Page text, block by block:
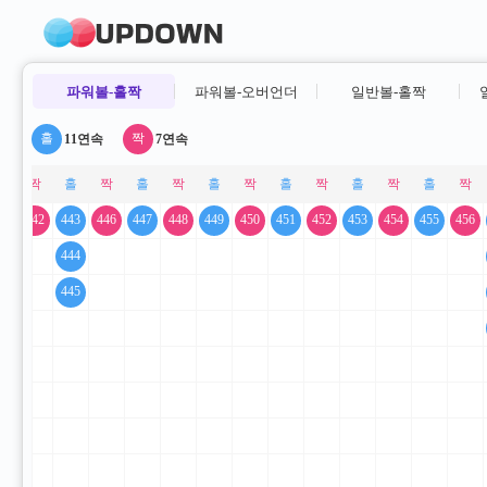
파워볼-홀짝 파워볼-오버언더 일반볼-홀짝
11연속 7연속
442 443
444
445
446 447 448 449 450 451 452 453 454 455 456